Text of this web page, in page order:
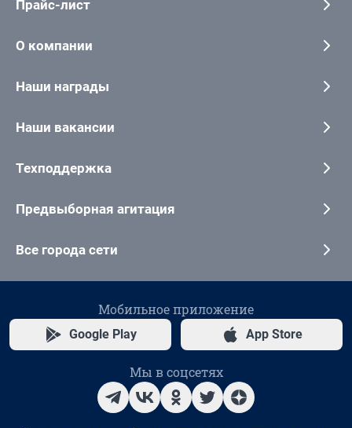
Прайс-лист
О компании
Наши награды
Наши вакансии
Техподдержка
Предвыборная агитация
Все города сети
Мобильное приложение
Google Play App Store
Мы в соцсетях